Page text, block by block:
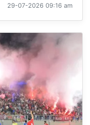
29-07-2026 09:16 am